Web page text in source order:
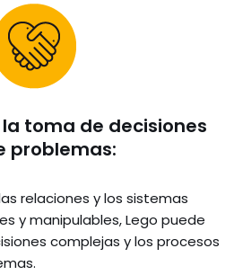
toma de decisiones
problemas:
relaciones y los sistemas
y manipulables, Lego puede
complejas y los procesos